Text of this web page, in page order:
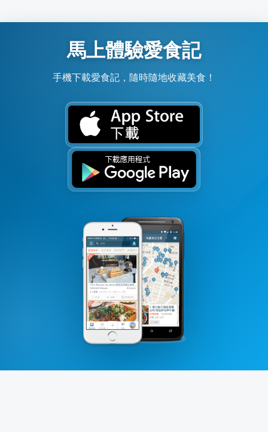
馬上體驗愛食記
手機下載愛食記，隨時隨地收藏美食！